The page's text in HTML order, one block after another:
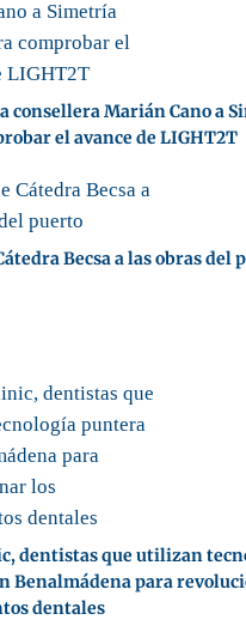
consellera Marián Cano a
el avance de LIGHT2T
Becsa a las obras del
dentistas que utilizan
Benalmádena para
dentales